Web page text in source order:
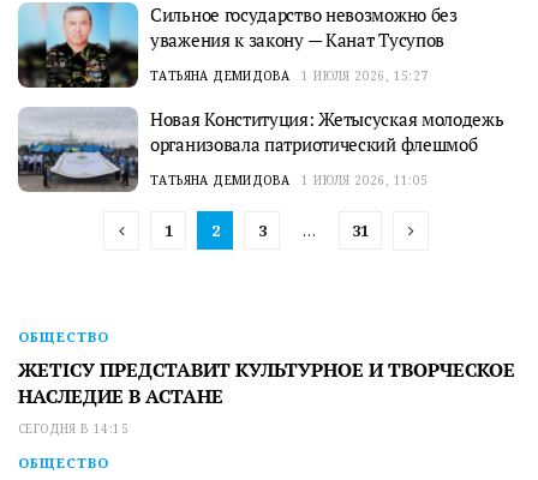
Сильное государство невозможно без
уважения к закону — Канат Тусупов
ТАТЬЯНА ДЕМИДОВА 1 ИЮЛЯ 2026, 15:27
Новая Конституция: Жетысуская молодежь
организовала патриотический флешмоб
ТАТЬЯНА ДЕМИДОВА 1 ИЮЛЯ 2026, 11:05
1 2 3 … 31
ОБЩЕСТВО
ЖЕТІСУ ПРЕДСТАВИТ КУЛЬТУРНОЕ И ТВОРЧЕСКОЕ
НАСЛЕДИЕ В АСТАНЕ
СЕГОДНЯ В 14:15
ОБЩЕСТВО